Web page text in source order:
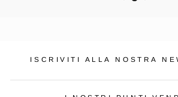
ISCRIVITI ALLA NOSTRA